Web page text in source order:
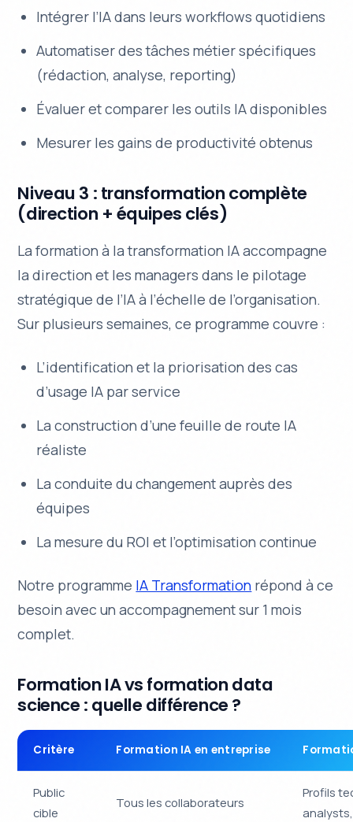
Intégrer l’IA dans leurs workflows quotidiens
Automatiser des tâches métier spécifiques
(rédaction, analyse, reporting)
Évaluer et comparer les outils IA disponibles
Mesurer les gains de productivité obtenus
Niveau 3 : transformation complète
(direction + équipes clés)
La formation à la transformation IA accompagne
la direction et les managers dans le pilotage
stratégique de l’IA à l’échelle de l’organisation.
Sur plusieurs semaines, ce programme couvre :
L’identification et la priorisation des cas
d’usage IA par service
La construction d’une feuille de route IA
réaliste
La conduite du changement auprès des
équipes
La mesure du ROI et l’optimisation continue
Notre programme IA Transformation répond à ce
besoin avec un accompagnement sur 1 mois
complet.
Formation IA vs formation data
science : quelle différence ?
Critère Formation IA en entreprise
Public
cible
Tous les collaborateurs
Profils